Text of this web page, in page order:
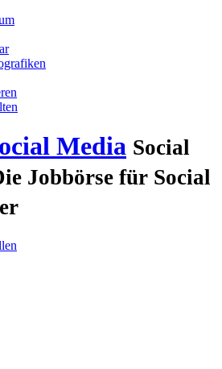
Media Social
Jobbörse für Social